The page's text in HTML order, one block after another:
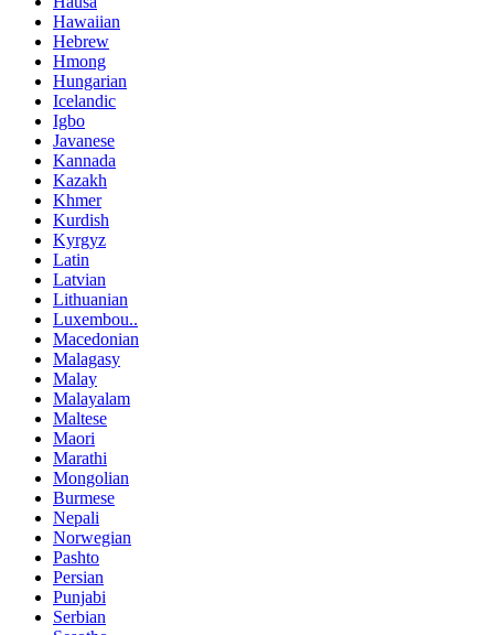
Hawaiian
Hebrew
Hmong
Hungarian
Icelandic
Igbo
Javanese
Kannada
Kazakh
Khmer
Kurdish
Kyrgyz
Latin
Latvian
Lithuanian
Luxembou..
Macedonian
Malagasy
Malay
Malayalam
Maltese
Maori
Marathi
Mongolian
Burmese
Nepali
Norwegian
Pashto
Persian
Punjabi
Serbian